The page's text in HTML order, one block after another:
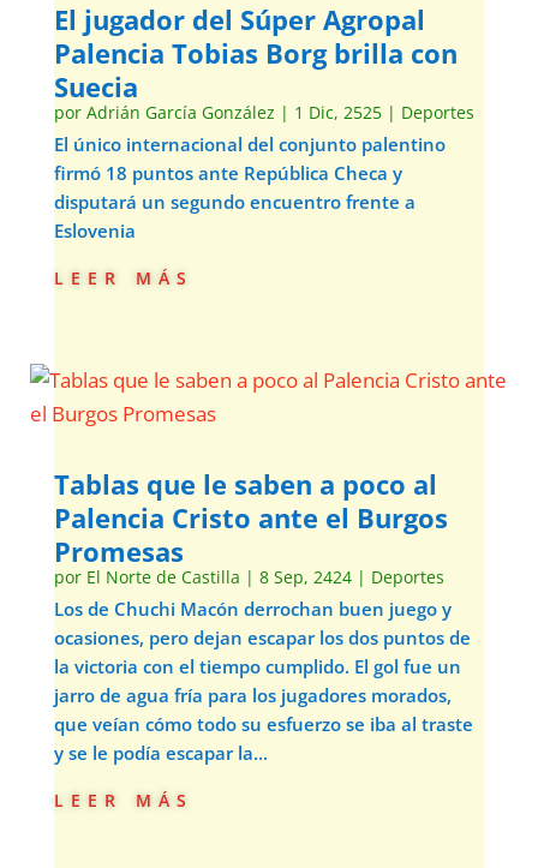
El jugador del Súper Agropal
Palencia Tobias Borg brilla con
Suecia
por Adrián García González | 1 Dic, 2525| Deportes
El único internacional del conjunto palentino
firmó 18 puntos ante República Checa y
disputará un segundo encuentro frente a
Eslovenia
leer más
Tablas que le saben a poco al
Palencia Cristo ante el Burgos
Promesas
por El Norte de Castilla | 8 Sep, 2424| Deportes
Los de Chuchi Macón derrochan buen juego y
ocasiones, pero dejan escapar los dos puntos de
la victoria con el tiempo cumplido. El gol fue un
jarro de agua fría para los jugadores morados,
que veían cómo todo su esfuerzo se iba al traste
y se le podía escapar la...
leer más